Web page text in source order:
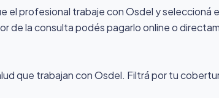
el profesional trabaje con Osdel y seleccioná
de la consulta podés pagarlo online o
que trabajan con Osdel. Filtrá por tu